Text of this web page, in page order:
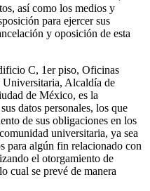
así como los medios y
para ejercer sus
y oposición de esta
C, 1er piso, Oficinas
Alcaldía de
de México, es la
datos personales, los que
de sus obligaciones en los
universitaria, ya sea
para algún fin relacionado con
el otorgamiento de
cual se prevé de manera